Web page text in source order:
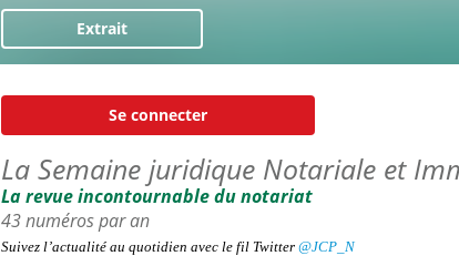
Extrait
Se connecter
La Semaine juridique Notariale et
La revue incontournable du notariat
43 numéros par an
Suivez l’actualité au quotidien avec le fil Twitter @JCP_N